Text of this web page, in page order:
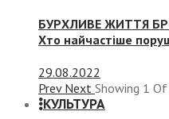
БУРХЛИВЕ ЖИТТЯ
Хто найчастіше
29.08.2022
Prev Next Showing 1 Of
КУЛЬТУРА